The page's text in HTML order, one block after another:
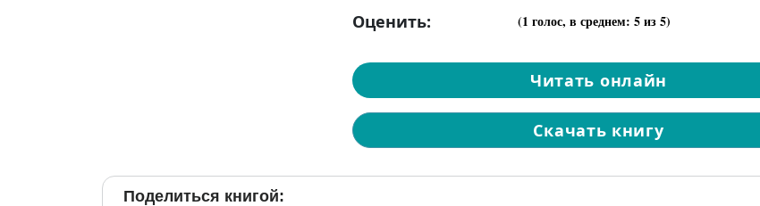
Оценить:
(1 голос, в среднем: 5из 5)
Читать онлайн
Скачать книгу
Поделиться книгой: